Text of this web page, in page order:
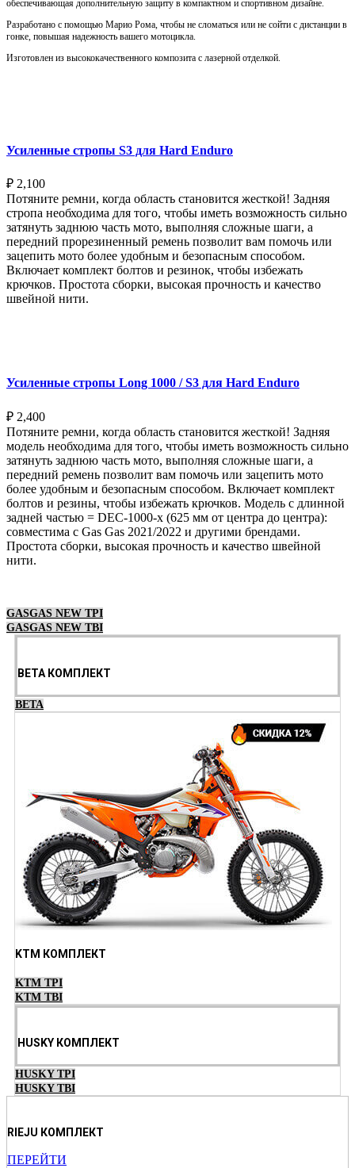
обеспечивающая дополнительную защиту в компактном и спортивном дизайне.
Разработано с помощью Марио Рома, чтобы не сломаться или не сойти с дистанции в
гонке, повышая надежность вашего мотоцикла.
Изготовлен из высококачественного композита с лазерной отделкой.
Усиленные стропы S3 для Hard Enduro
₽ 2,100
Потяните ремни, когда область становится жесткой! Задняя
стропа необходима для того, чтобы иметь возможность сильно
затянуть заднюю часть мото, выполняя сложные шаги, а
передний прорезиненный ремень позволит вам помочь или
зацепить мото более удобным и безопасным способом.
Включает комплект болтов и резинок, чтобы избежать
крючков. Простота сборки, высокая прочность и качество
швейной нити.
Усиленные стропы Long 1000 / S3 для Hard Enduro
₽ 2,400
Потяните ремни, когда область становится жесткой! Задняя
модель необходима для того, чтобы иметь возможность сильно
затянуть заднюю часть мото, выполняя сложные шаги, а
передний ремень позволит вам помочь или зацепить мото
более удобным и безопасным способом. Включает комплект
болтов и резины, чтобы избежать крючков. Модель с длинной
задней частью = DEC-1000-x (625 мм от центра до центра):
совместима с Gas Gas 2021/2022 и другими брендами.
Простота сборки, высокая прочность и качество швейной
нити.
GASGAS NEW TPI
GASGAS NEW TBI
BETA КОМПЛЕКТ
BETA
KTM КОМПЛЕКТ
KTM TPI
KTM TBI
HUSKY КОМПЛЕКТ
HUSKY TPI
HUSKY TBI
RIEJU КОМПЛЕКТ
ПЕРЕЙТИ